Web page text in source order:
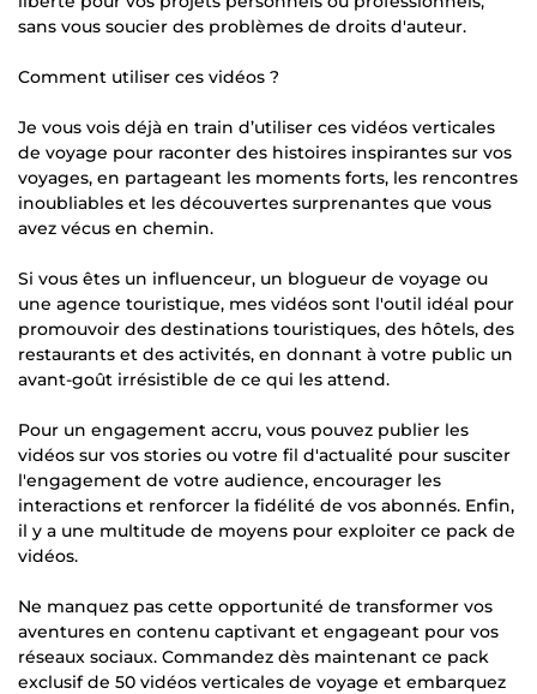
sans vous soucier des problèmes de droits d'auteur.
Comment utiliser ces vidéos ?
Je vous vois déjà en train d’utiliser ces vidéos verticales
de voyage pour raconter des histoires inspirantes sur vos
voyages, en partageant les moments forts, les rencontres
inoubliables et les découvertes surprenantes que vous
avez vécus en chemin.
Si vous êtes un influenceur, un blogueur de voyage ou
une agence touristique, mes vidéos sont l'outil idéal pour
promouvoir des destinations touristiques, des hôtels, des
restaurants et des activités, en donnant à votre public un
avant-goût irrésistible de ce qui les attend.
Pour un engagement accru, vous pouvez publier les
vidéos sur vos stories ou votre fil d'actualité pour susciter
l'engagement de votre audience, encourager les
interactions et renforcer la fidélité de vos abonnés. Enfin,
il y a une multitude de moyens pour exploiter ce pack de
vidéos.
Ne manquez pas cette opportunité de transformer vos
aventures en contenu captivant et engageant pour vos
réseaux sociaux. Commandez dès maintenant ce pack
exclusif de 50 vidéos verticales de voyage et embarquez